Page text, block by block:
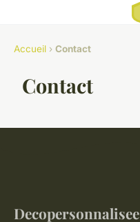
Accueil › Contact
Contact
Decopersonnalisee